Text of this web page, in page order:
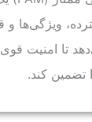
ویژگی‌ها و
تا امنیت
تضمین کند.